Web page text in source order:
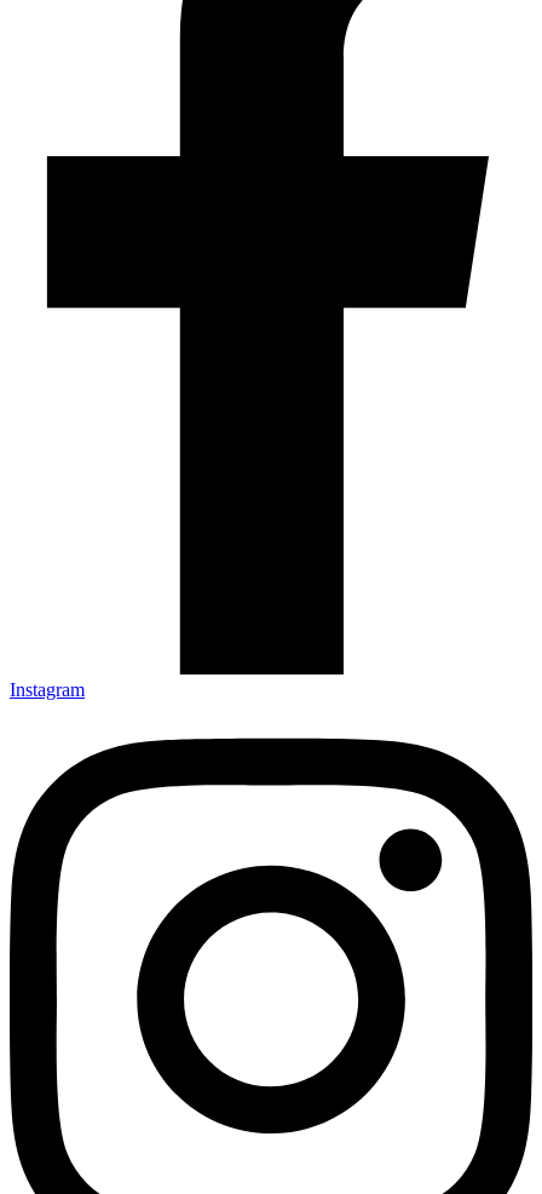
Instagram